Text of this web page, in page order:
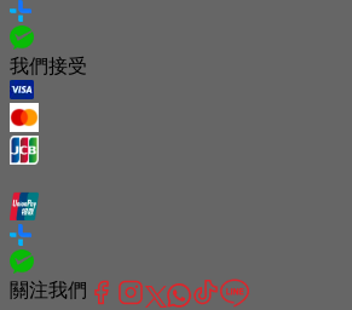
我們接受
關注我們